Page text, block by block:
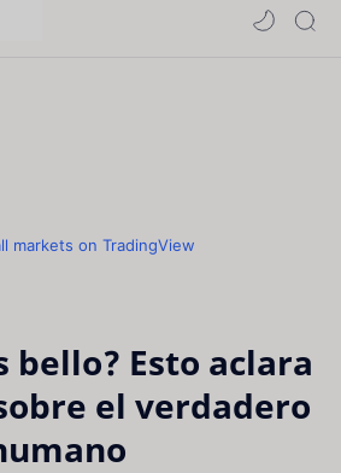
markets on TradingView
bello? Esto aclara
el verdadero